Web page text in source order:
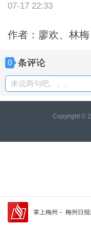
掌上梅州 － 梅州日
07-17 22:33
作者：廖欢、林梅
0 条评论
来说两句吧。。。
来说两句吧...
Copyright ©